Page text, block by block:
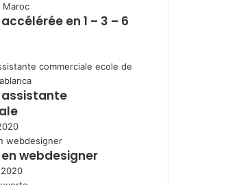
en 1 – 3 – 6
webdesigner